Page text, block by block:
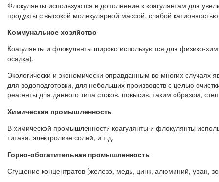
Флокулянты используются в дополнение к коагулянтам для
продукты с высокой молекулярной массой, слабой
Коммунальное хозяйство
Коагулянты и флокулянты широко используются для физико-
осадка).
Экологически и экономически оправданным во многих
для водоподготовки, для небольших производств с целью
реагенты для данного типа стоков, повысив, таким образом,
Химическая промышленность
В химической промышленности коагулянты и флокулянты
титана, электролизе солей, и т.д.
Горно-обогатительная промышленность
Сгущение концентратов (железо, медь, цинк, алюминий, уран,